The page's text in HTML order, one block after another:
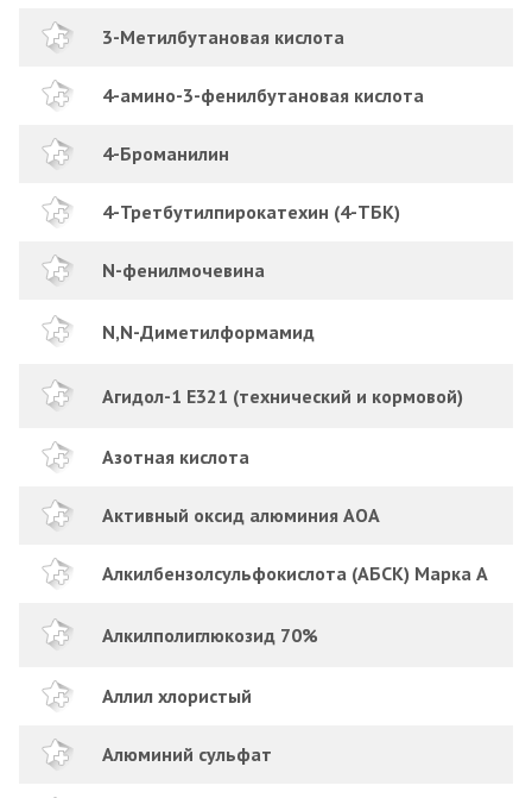
3-Метилбутановая кислота
4-амино-3-фенилбутановая кислота
4-Броманилин
4-Третбутилпирокатехин (4-ТБК)
N-фенилмочевина
N,N-Диметилформамид
Агидол-1 E321 (технический и кормовой)
Азотная кислота
Активный оксид алюминия АОА
Алкилбензолсульфокислота (АБСК) Марка А
Алкилполиглюкозид 70%
Аллил хлористый
Алюминий сульфат